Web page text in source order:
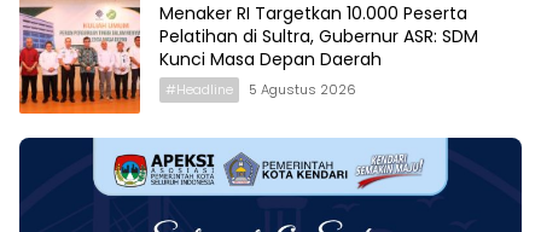
Menaker RI Targetkan 10.000 Peserta
Pelatihan di Sultra, Gubernur ASR: SDM
Kunci Masa Depan Daerah
#Headline 5 Agustus 2026